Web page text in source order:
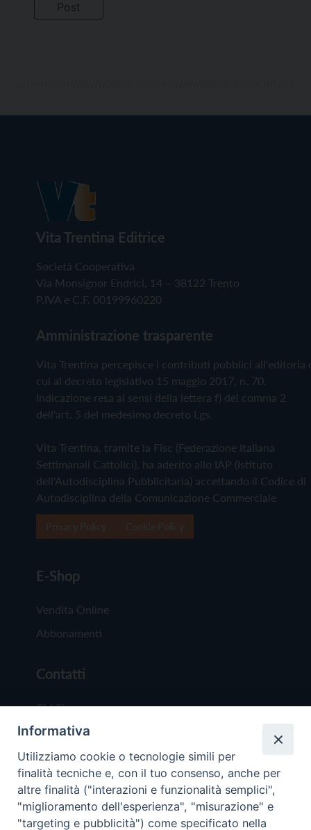
Vita Trentina Editrice
Società Cooperativa
Via Monsignor Endrici, 14 – 38122 Trento
P.IVA e C.F. 00199960220
Amministrazione trasparente
Vita Trentina percepisce i contributi pubblici all'editoria
cui al decreto legislativo 15 maggio 2017, n. 70.
Indicazione resa ai sensi della lettera f) del comma 2
dell'art. 5 del medesimo decreto Lgs.
Vita Trentina, tramite la Fisc (Federazione Italiana
Settimanali Cattolici), ha aderito allo IAP (Istituto
dell'Autodisciplina Pubblicitaria) accettando il Codice di
Autodisciplina della Comunicazione Commerciale
E-Shop
Vendita Online
Abbonamenti
Contatti
Chi Siamo
Redazione
Scrivici
Informativa
Utilizziamo cookie o tecnologie simili per
finalità tecniche e, con il tuo consenso, anche per
altre finalità ("interazioni e funzionalità semplici",
"miglioramento dell'esperienza", "misurazione" e
"targeting e pubblicità") come specificato nella